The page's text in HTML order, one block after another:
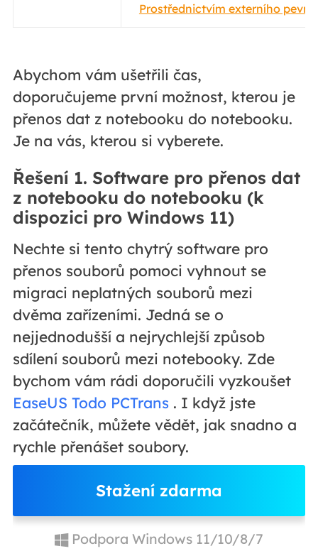
Prostřednictvím externího
Abychom vám ušetřili čas,
doporučujeme první možnost, kterou je
přenos dat z notebooku do notebooku.
Je na vás, kterou si vyberete.
Řešení 1. Software pro přenos dat
z notebooku do notebooku (k
dispozici pro Windows 11)
Nechte si tento chytrý software pro
přenos souborů pomoci vyhnout se
migraci neplatných souborů mezi
dvěma zařízeními. Jedná se o
nejjednodušší a nejrychlejší způsob
sdílení souborů mezi notebooky. Zde
bychom vám rádi doporučili vyzkoušet
EaseUS Todo PCTrans . I když jste
začátečník, můžete vědět, jak snadno a
rychle přenášet soubory.
Stažení zdarma
Podpora Windows 11/10/8/7